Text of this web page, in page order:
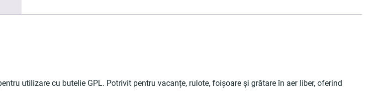
utilizare cu butelie GPL. Potrivit pentru vacanțe, rulote, foișoare și grătare în aer liber, oferind